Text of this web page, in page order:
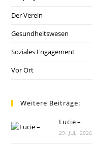
Der Verein
Gesundheitswesen
Soziales Engagement
Vor Ort
Weitere Beiträge:
Lucie –
29. JULI 2026